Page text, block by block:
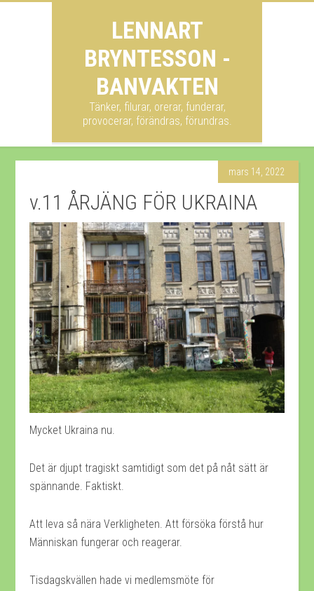
LENNART
BRYNTESSON -
BANVAKTEN
Tänker, filurar, orerar, funderar,
provocerar, förändras, förundras.
mars 14, 2022
v.11 ÅRJÄNG FÖR UKRAINA
Mycket Ukraina nu.
Det är djupt tragiskt samtidigt som det på nåt sätt är
spännande. Faktiskt.
Att leva så nära Verkligheten. Att försöka förstå hur
Människan fungerar och reagerar.
Tisdagskvällen hade vi medlemsmöte för